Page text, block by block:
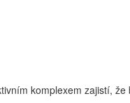
komplexem zajistí,